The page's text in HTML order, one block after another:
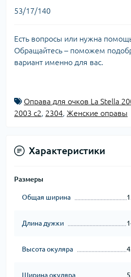
53/17/140
Есть вопросы или нужна
Обращайтесь – поможем
вариант именно для вас.
Оправа для очков La Stella
2003 c2 2304 Женские оправы
Характеристики
Размеры
Общая ширина
Длина дужки
Высота окуляра
Ширина окуляра